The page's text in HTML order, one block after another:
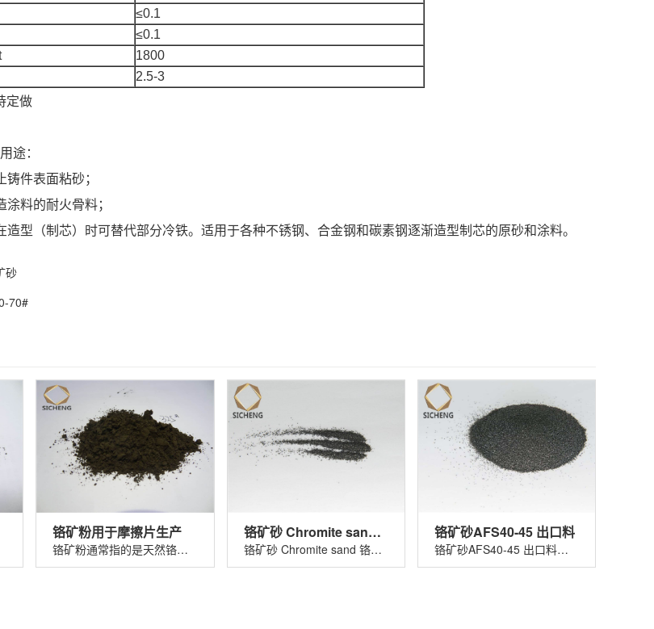
≤0.1
≤0.1
1800
2.5-3
定做
产中主要用途：
件表面粘砂；
料的耐火骨料；
型（制芯）时可替代部分冷铁。适用于各种不锈钢、合金钢和碳素钢逐渐造型制芯的原砂和涂料。
砂
70#
铬矿粉用于摩擦片生产
铬矿粉通常指的是天然铬铁矿（主要成分......
铬矿砂 Chromite sand 铬铁矿砂
铬矿砂 Chromite sand 铬铁矿砂适用......
铬矿砂AFS40-45 出口料
铬矿砂AFS40-45 出口料适用于玻璃着色......